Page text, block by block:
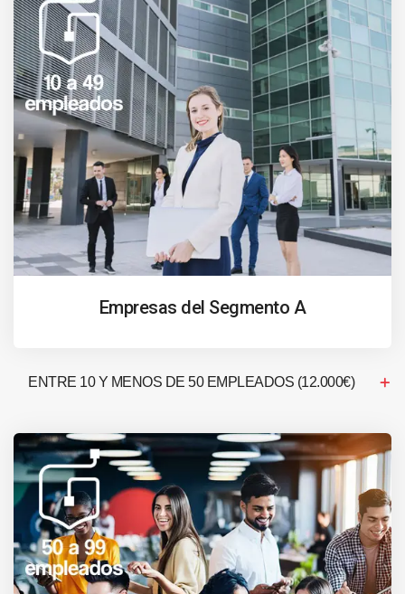
Empresas del Segmento A
ENTRE 10 Y MENOS DE 50 EMPLEADOS (12.000€)